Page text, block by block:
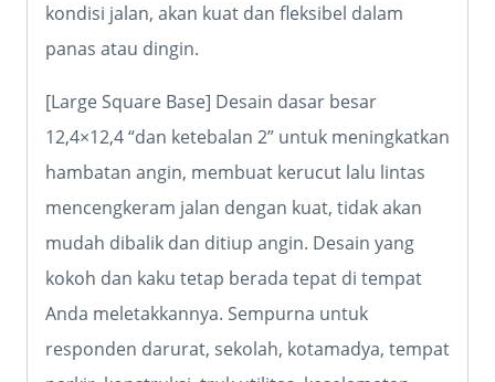
kondisi jalan, akan kuat dan fleksibel dalam
panas atau dingin.
[Large Square Base] Desain dasar besar
12,4×12,4 “dan ketebalan 2” untuk meningkatkan
hambatan angin, membuat kerucut lalu lintas
mencengkeram jalan dengan kuat, tidak akan
mudah dibalik dan ditiup angin. Desain yang
kokoh dan kaku tetap berada tepat di tempat
Anda meletakkannya. Sempurna untuk
responden darurat, sekolah, kotamadya, tempat